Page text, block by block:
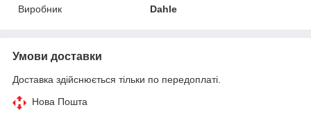
Виробник
Dahle
Умови доставки
Доставка здійснюється тільки по передоплаті.
Нова Пошта